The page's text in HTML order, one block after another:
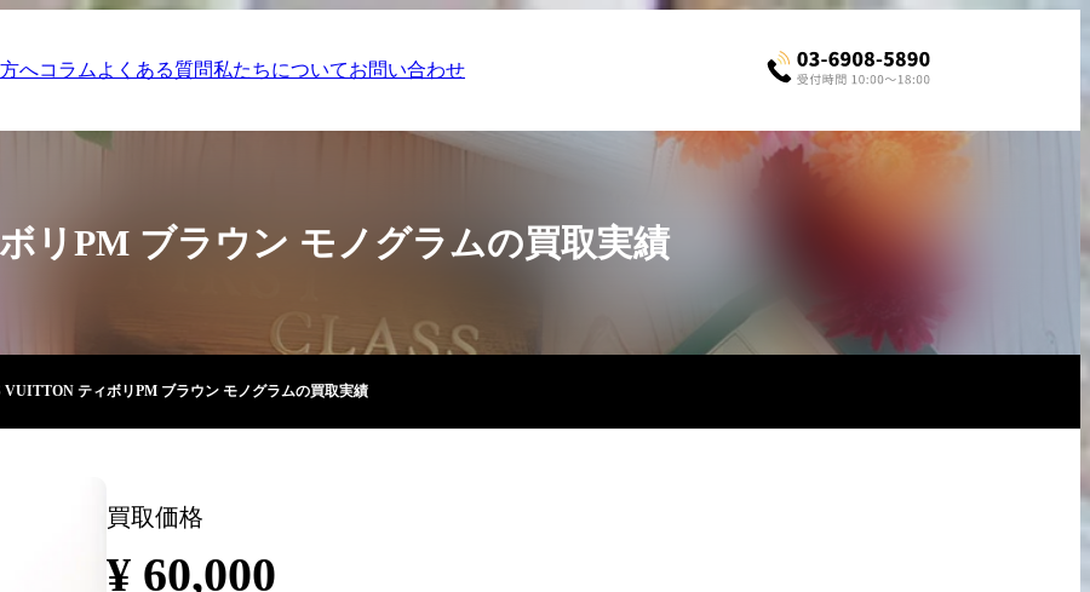
へコラム よくある質問私たちについてお問い合わせ
リPM ブラウン モノグラムの買取実績
VUITTON ティボリPM ブラウン モノグラムの買取実績
買取価格
¥ 60,000